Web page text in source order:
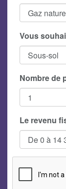
Vous
Nombre de
Le revenu